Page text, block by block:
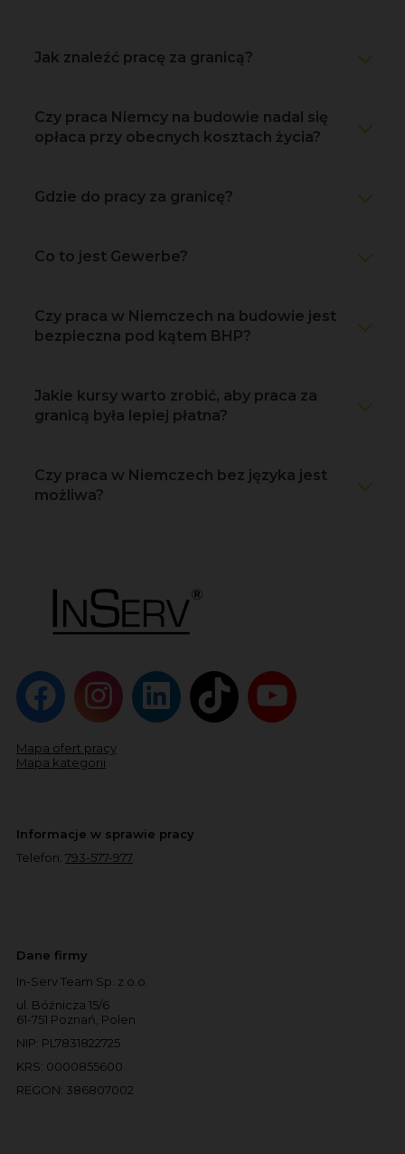
Jak znaleźć pracę za granicą?
Czy praca Niemcy na budowie nadal się
opłaca przy obecnych kosztach życia?
Gdzie do pracy za granicę?
Co to jest Gewerbe?
Czy praca w Niemczech na budowie jest
bezpieczna pod kątem BHP?
Jakie kursy warto zrobić, aby praca za
granicą była lepiej płatna?
Czy praca w Niemczech bez języka jest
możliwa?
Mapa ofert pracy
Mapa kategorii
Informacje w sprawie pracy
Telefon: 793-577-977
Dane firmy
In-Serv Team Sp. z o.o.
ul. Bóżnicza 15/6
61-751 Poznań, Polen
NIP: PL7831822725
KRS: 0000855600
REGON: 386807002